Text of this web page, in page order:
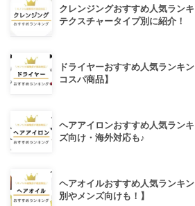
クレンジングおすすめ人気ラン
テクスチャータイプ別に紹介！
ドライヤーおすすめ人気ランキ
コスパ商品】
ヘアアイロンおすすめ人気ラン
ズ向け・海外対応も♪
ヘアオイルおすすめ人気ランキ
別やメンズ向けも！】